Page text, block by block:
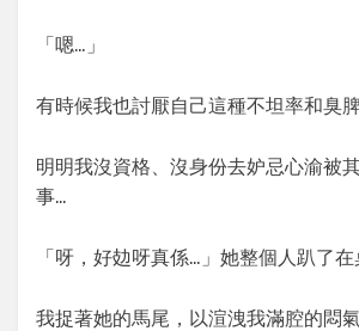
「嗯…」
有時候我也討厭自己這種不坦率和臭
明明我沒資格、沒身份去妒忌心渝被
事…
「呀，好攰呀真係…」她整個人趴了在
我捉著她的馬尾，以渲洩我滿腔的悶氣